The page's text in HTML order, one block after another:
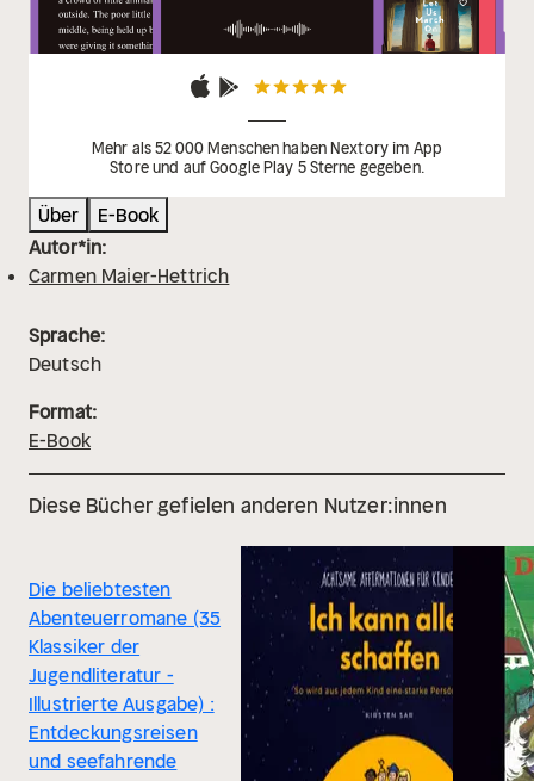
Mehr als 52 000 Menschen haben Nextory im App
Store und auf Google Play 5 Sterne gegeben.
Über
E-Book
Autor*in:
Carmen Maier-Hettrich
Sprache:
Deutsch
Format:
E-Book
Diese Bücher gefielen anderen Nutzer:innen
Die beliebtesten
Abenteuerromane (35
Klassiker der
Jugendliteratur -
Illustrierte Ausgabe) :
Entdeckungsreisen
und seefahrende